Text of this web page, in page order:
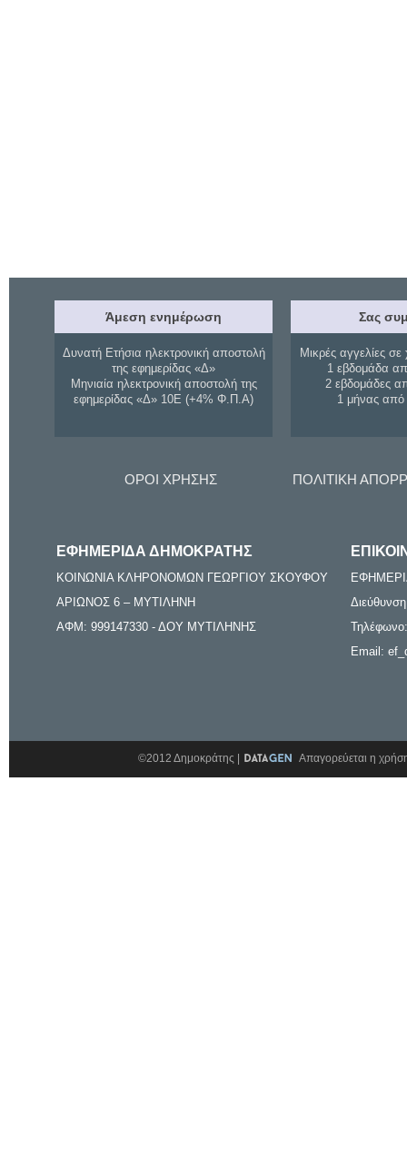
Άμεση ενημέρωση
Δυνατή Ετήσια ηλεκτρονική αποστολή
της εφημερίδας «Δ»
Μηνιαία ηλεκτρονική αποστολή της
εφημερίδας «Δ» 10Ε (+4% Φ.Π.Α)
Σας
Μικρές αγγελίες σε
1 εβδομάδα
2 εβδομάδες
1 μήνας
ΟΡΟΙ ΧΡΗΣΗΣ ΠΟΛΙΤΙΚΗ
ΕΦΗΜΕΡΙΔΑ ΔΗΜΟΚΡΑΤΗΣ
ΚΟΙΝΩΝΙΑ ΚΛΗΡΟΝΟΜΩΝ ΓΕΩΡΓΙΟΥ ΣΚΟΥΦΟΥ
ΑΡΙΩΝΟΣ 6 – ΜΥΤΙΛΗΝΗ
ΑΦΜ: 999147330 - ΔΟΥ ΜΥΤΙΛΗΝΗΣ
Email:
©2012 Δημοκράτης | Απαγορεύεται η